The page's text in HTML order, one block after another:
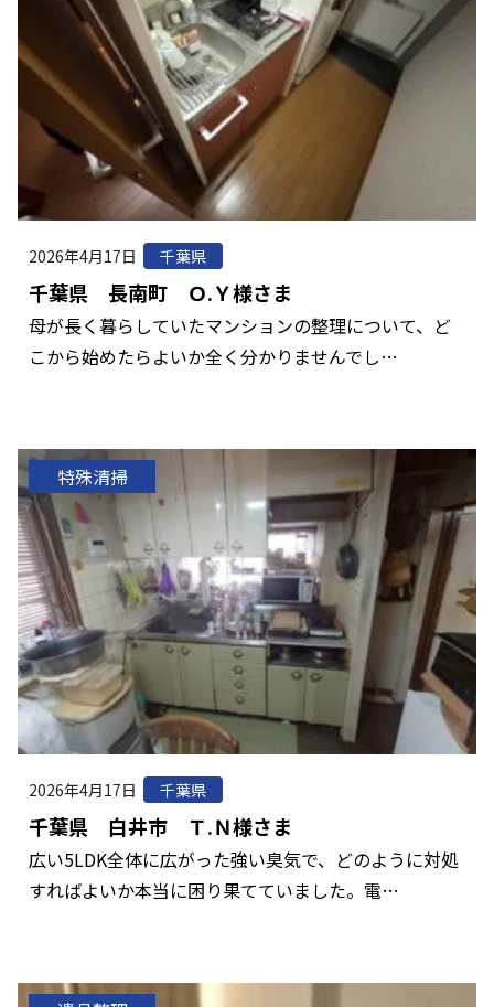
2026年4月17日 千葉県
千葉県 長南町 Ｏ.Ｙ様さま
母が長く暮らしていたマンションの整理について、ど
こから始めたらよいか全く分かりませんでし…
特殊清掃
2026年4月17日 千葉県
千葉県 白井市 Ｔ.Ｎ様さま
広い5LDK全体に広がった強い臭気で、どのように対処
すればよいか本当に困り果てていました。電…